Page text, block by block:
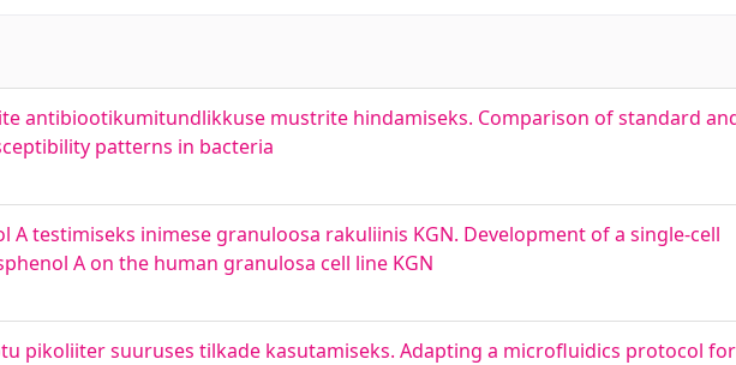
antibiootikumitundlikkuse mustrite hindamiseks. Comparison of standard
patterns in bacteria
testimiseks inimese granuloosa rakuliinis KGN. Development of a single-cell
A on the human granulosa cell line KGN
pikoliiter suuruses tilkade kasutamiseks. Adapting a microfluidics protocol for